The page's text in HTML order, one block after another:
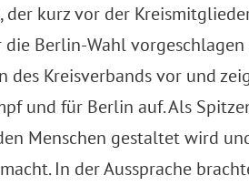
kurz vor der
Berlin-Wahl vorgeschlagen
Kreisverbands vor und
und für Berlin auf. Als
Menschen gestaltet wird
In der Aussprache